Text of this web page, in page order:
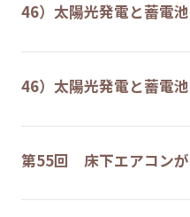
46）太陽光発電と蓄電
46）太陽光発電と蓄電
第55回 床下エアコン